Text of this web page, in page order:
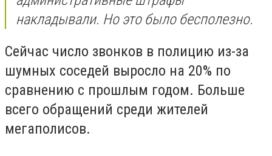
накладывали. Но это было бесполезно.
Сейчас число звонков в полицию из-за
шумных соседей выросло на 20% по
сравнению с прошлым годом. Больше
всего обращений среди жителей
мегаполисов.